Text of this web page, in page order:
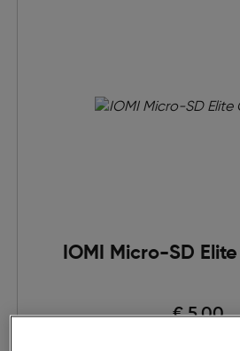
IOMI Micro-SD Elite
Preis
€ 5,00